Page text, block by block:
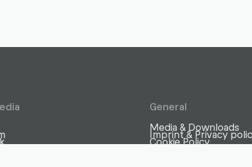
General
Media & Downloads
Imprint & Privacy
Cookie Policy
More links